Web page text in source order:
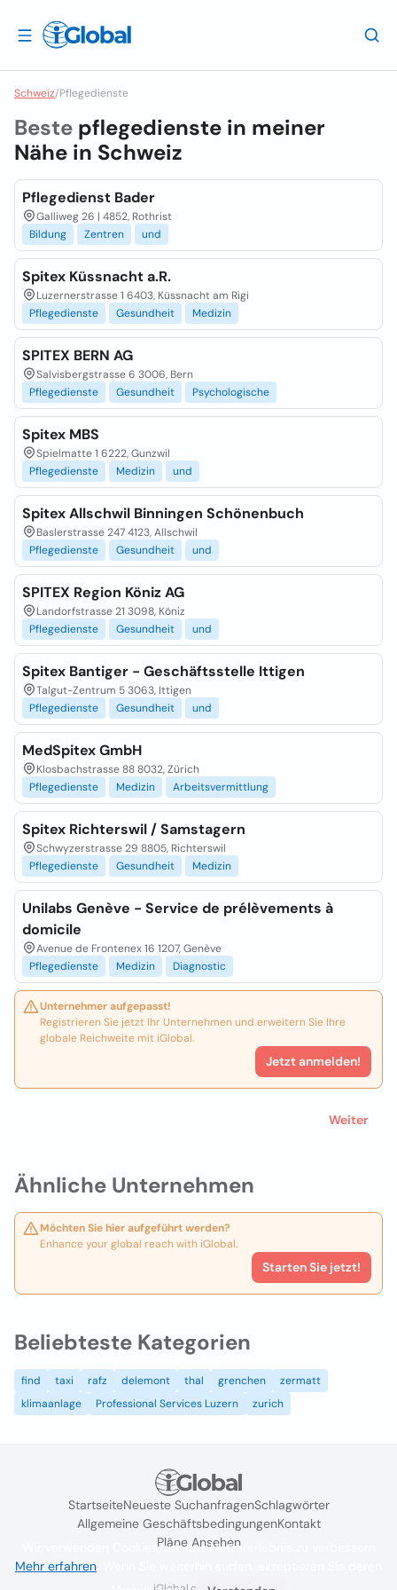
Schweiz/Pflegedienste
Ähnliche Unternehmen
Möchten Sie hier aufgeführt werden?
Enhance your global reach with iGlobal.
Starten Sie jetzt!
Beste pflegedienste in meiner
Nähe in Schweiz
Pflegedienst Bader
Galliweg 26 | 4852, Rothrist
Bildung
Zentren und
Spitex Küssnacht a.R.
Luzernerstrasse 1 6403, Küssnacht am Rigi
Pflegedienste
Gesundheit Medizin
SPITEX BERN AG
Salvisbergstrasse 6 3006, Bern
Pflegedienste
Gesundheit Psychologische
Spitex MBS
Spielmatte 1 6222, Gunzwil
Pflegedienste
Medizin und
Spitex Allschwil Binningen Schönenbuch
Baslerstrasse 247 4123, Allschwil
Pflegedienste
Gesundheit und
SPITEX Region Köniz AG
Landorfstrasse 21 3098, Köniz
Pflegedienste
Gesundheit und
Spitex Bantiger - Geschäftsstelle Ittigen
Talgut-Zentrum 5 3063, Ittigen
Pflegedienste
Gesundheit und
MedSpitex GmbH
Klosbachstrasse 88 8032, Zürich
Pflegedienste
Medizin Arbeitsvermittlung
Spitex Richterswil / Samstagern
Schwyzerstrasse 29 8805, Richterswil
Pflegedienste
Gesundheit Medizin
Unilabs Genève - Service de prélèvements à
domicile
Avenue de Frontenex 16 1207, Genève
Pflegedienste
Medizin Diagnostic
Unternehmer aufgepasst!
Registrieren Sie jetzt Ihr Unternehmen und erweitern Sie Ihre
globale Reichweite mit iGlobal.
Jetzt anmelden!
Weiter
Beliebteste Kategorien
find taxi rafz delemont thal grenchen
zermatt
klimaanlage
Professional Services Luzern zurich
StartseiteNeueste SuchanfragenSchlagwörter
Allgemeine GeschäftsbedingungenKontakt
Pläne Ansehen
Wir verwenden Cookies, um das Nutzererlebnis zu verbessern
Mehr erfahren